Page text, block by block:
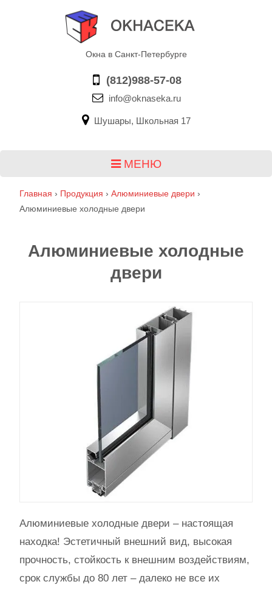
Окна в Санкт-Петербурге
(812)988-57-08
info@oknaseka.ru
Шушары, Школьная 17
МЕНЮ
Главная › Продукция › Алюминиевые двери ›
Алюминиевые холодные двери
Алюминиевые холодные
двери
Алюминиевые холодные двери – настоящая
находка! Эстетичный внешний вид, высокая
прочность, стойкость к внешним воздействиям,
срок службы до 80 лет – далеко не все их